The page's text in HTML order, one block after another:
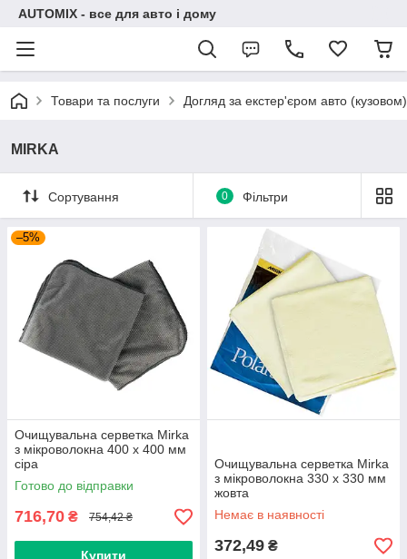
AUTOMIX - все для авто і дому
Товари та послуги Догляд за екстер'єром авто (кузовом)
MIRKA
Сортування 0 Фільтри
–5%
Очищувальна серветка Mirka
з мікроволокна 400 x 400 мм
сіра
Готово до відправки
716,70 ₴ 754,42 ₴
Купити
Очищувальна серветка Mirka
з мікроволокна 330 x 330 мм
жовта
Немає в наявності
372,49 ₴